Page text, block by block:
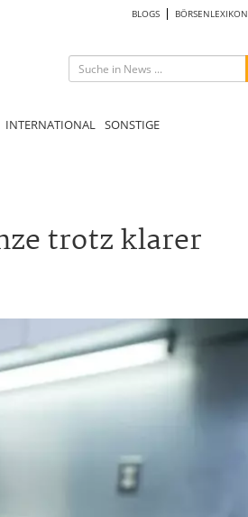
BLOGS BÖRSENLEXIKON
INTERNATIONAL SONSTIGE
trotz klarer